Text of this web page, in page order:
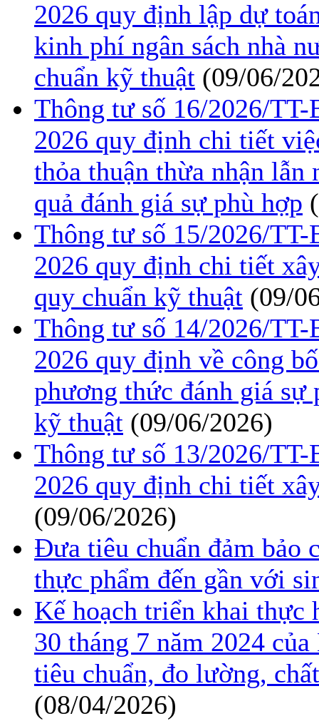
2026 quy định lập dự
kinh phí ngân sách nhà
chuẩn kỹ thuật (09/06/
Thông tư số 16/2026/
2026 quy định chi tiết
thỏa thuận thừa nhận lẫn
quả đánh giá sự phù hợp
Thông tư số 15/2026/
2026 quy định chi tiết
quy chuẩn kỹ thuật (09/
Thông tư số 14/2026/
2026 quy định về công
phương thức đánh giá sự
kỹ thuật (09/06/2026)
Thông tư số 13/2026/
2026 quy định chi tiết
(09/06/2026)
Đưa tiêu chuẩn đảm bảo
thực phẩm đến gần với
Kế hoạch triển khai thực
30 tháng 7 năm 2024
tiêu chuẩn, đo lường,
(08/04/2026)